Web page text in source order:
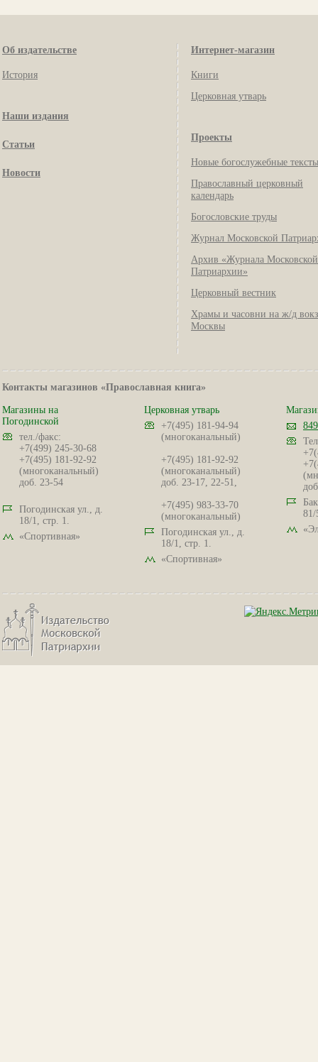
Об издательстве
История
Наши издания
Статьи
Новости
Интернет-магазин
Книги
Церковная утварь
Проекты
Новые богослужебные тексты
Православный церковный
календарь
Богословские труды
Журнал Московской
Архив «Журнала Московской
Патриархии»
Церковный вестник
Храмы и часовни на ж/д
Москвы
Контакты магазинов «Православная книга»
Магазины на
Погодинской
тел./факс:
+7(499) 245-30-68
+7(495) 181-92-92
(многоканальный)
доб. 23-54
Погодинская ул., д.
18/1, стр. 1.
«Спортивная»
Церковная утварь
+7(495) 181-94-94
(многоканальный)
+7(495) 181-92-92
(многоканальный)
доб. 23-17, 22-51,
+7(495) 983-33-70
(многоканальный)
Погодинская ул., д.
18/1, стр. 1.
«Спортивная»
81/